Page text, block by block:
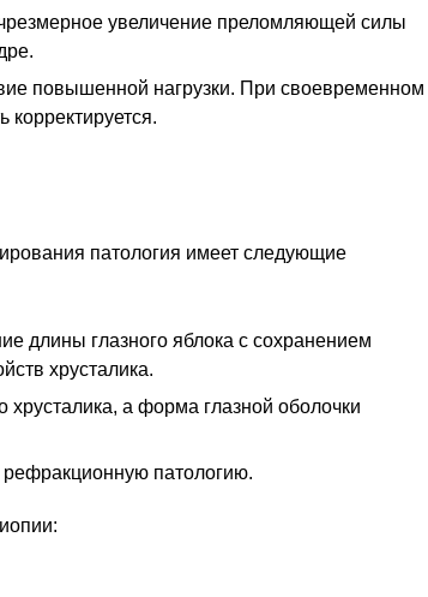
увеличение преломляющей силы
повышенной нагрузки. При своевременном
корректируется.
патология имеет следующие
длины глазного яблока с сохранением
хрусталика.
хрусталика, а форма глазной оболочки
патологию.